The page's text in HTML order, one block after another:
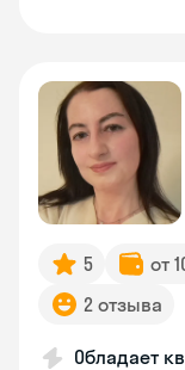
5 от
2 отзыва
Обладает